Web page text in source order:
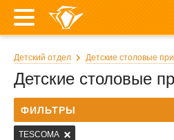
Детский отдел Детские столовые
Детские столовые
ФИЛЬТРЫ
TESCOMA